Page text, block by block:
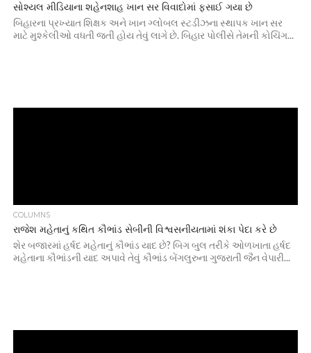
સોશ્યલ મીડિયાના શહેનશાહ ખાન સર વિવાદોમાં ફસાઈ ગયા છે
બિહારના પ્રખ્યાત શિક્ષક અને ખાન ગ્લોબલ સ્ટડીઝના સ્થાપક ખાન સર
માટે મુશ્કેલીઓ વધતી જતી હોય તેવું લાગે છે. બિહાર પોલીસે તેમની કોચિંગ...
COLUMNS
રાજેશ મહેતાનું કથિત કૌભાંડ સેબીની વિશ્વસનીયતામાં શંકા પેદા કરે છે
શેર બજારમાં હર્ષદ મહેતાનું કૌભાંડ યાદ છે? બિગ બુલ તરીકે ઓળખાતા હર્ષદ
મહેતાના કૌભાંડની યાદ અપાવે તેવું કૌભાંડ બેંગલુરુના ગુજરાતી જૈન વેપારી...